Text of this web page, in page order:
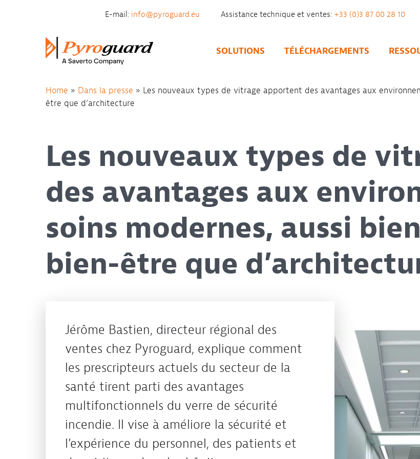
E-mail: info@pyroguard.eu Assistance technique et ventes: +33 (0)3 87 00 28 10
SOLUTIONS TÉLÉCHARGEMENTS
Home » Dans la presse » Les nouveaux types de vitrage apportent des avantages aux
être que d’architecture
Les nouveaux types de
des avantages aux
soins modernes, aussi
bien-être que
Jérôme Bastien, directeur régional des
ventes chez Pyroguard, explique comment
les prescripteurs actuels du secteur de la
santé tirent parti des avantages
multifonctionnels du verre de sécurité
incendie. Il vise à améliore la sécurité et
l’expérience du personnel, des patients et